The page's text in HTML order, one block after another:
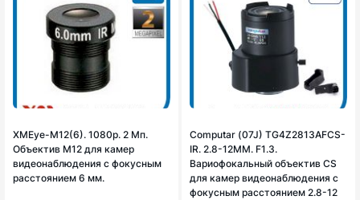
XMEye-M12(6). 1080p. 2 Мп.
Объектив М12 для камер
видеонаблюдения с фокусным
расстоянием 6 мм.
Computar (07J) TG4Z2813AFCS-
IR. 2.8-12MM. F1.3.
Вариофокальный объектив CS
для камер видеонаблюдения с
фокусным расстоянием 2.8-12